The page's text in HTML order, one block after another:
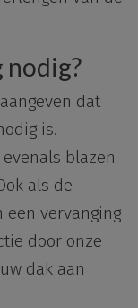
nodig?
dat
is.
evenals blazen
als de
vervanging
door onze
dak aan